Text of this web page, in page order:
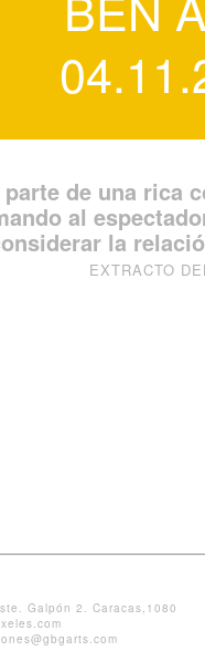
de una rica
al
la
EXTRACTO
Galpón 2. Caracas,1080